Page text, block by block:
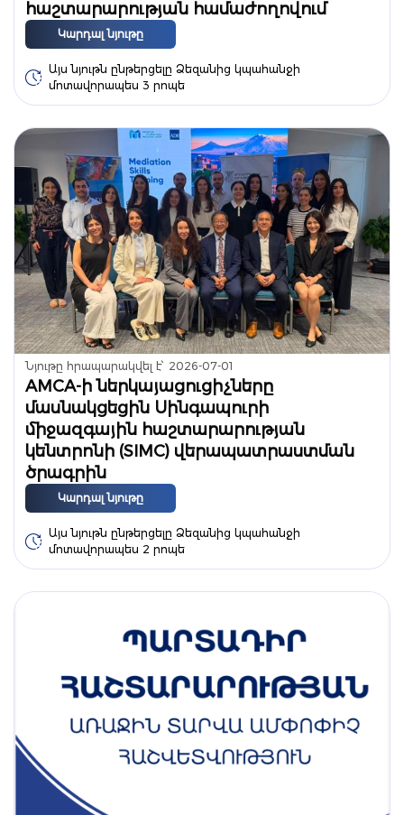
հաշտարարության համաժողովում
Կարդալ նյութը
Այս նյութն ընթերցելը Ձեզանից կպահանջի
մոտավորապես 3 րոպե
Նյութը հրապարակվել է՝ 2026-07-01
AMCA-ի ներկայացուցիչները
մասնակցեցին Սինգապուրի
միջազգային հաշտարարության
կենտրոնի (SIMC) վերապատրաստման
ծրագրին
Կարդալ նյութը
Այս նյութն ընթերցելը Ձեզանից կպահանջի
մոտավորապես 2 րոպե